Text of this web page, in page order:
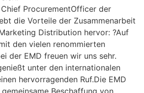
ProcurementOfficer der
die Vorteile der Zusammenarbeit
Distribution hervor: ?Auf
den vielen renommierten
der EMD freuen wir uns sehr.
unter den internationalen
hervorragenden Ruf.Die EMD